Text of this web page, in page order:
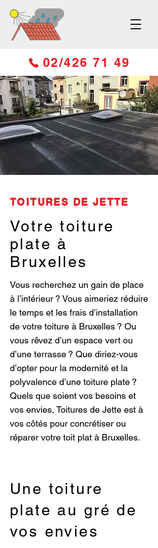
02/426 71 49
TOITURES DE JETTE
Votre toiture
plate à
Bruxelles
Vous recherchez un gain de place
à l’intérieur ? Vous aimeriez réduire
le temps et les frais d’installation
de votre toiture à Bruxelles ? Ou
vous rêvez d’un espace vert ou
d’une terrasse ? Que diriez-vous
d’opter pour la modernité et la
polyvalence d’une toiture plate ?
Quels que soient vos besoins et
vos envies, Toitures de Jette est à
vos côtés pour concrétiser ou
réparer votre toit plat à Bruxelles.
Une toiture
plate au gré de
vos envies